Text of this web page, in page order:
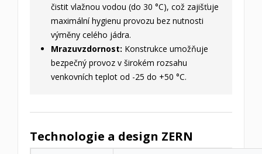
čistit vlažnou vodou (do 30 °C), což zajišťuje
maximální hygienu provozu bez nutnosti
výměny celého jádra.
Mrazuvzdornost: Konstrukce umožňuje
bezpečný provoz v širokém rozsahu
venkovních teplot od -25 do +50 °C.
Technologie a design ZERN